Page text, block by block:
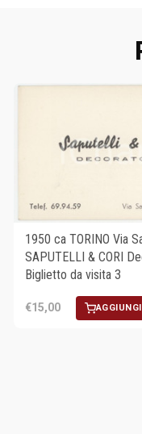
1950 ca TORINO Via
SAPUTELLI & CORI
Biglietto da visita 3
€15,00